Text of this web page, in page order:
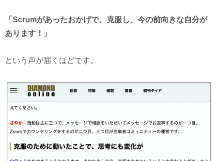
「Scrumがあったおかげで、克服し、今の前向きな自分が
あります！」
という声が届くほどです。